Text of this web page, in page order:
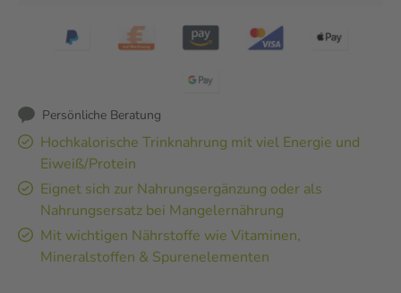
Persönliche Beratung
Hochkalorische Trinknahrung mit viel Energie und
Eiweiß/Protein
Eignet sich zur Nahrungsergänzung oder als
Nahrungsersatz bei Mangelernährung
Mit wichtigen Nährstoffe wie Vitaminen,
Mineralstoffen & Spurenelementen